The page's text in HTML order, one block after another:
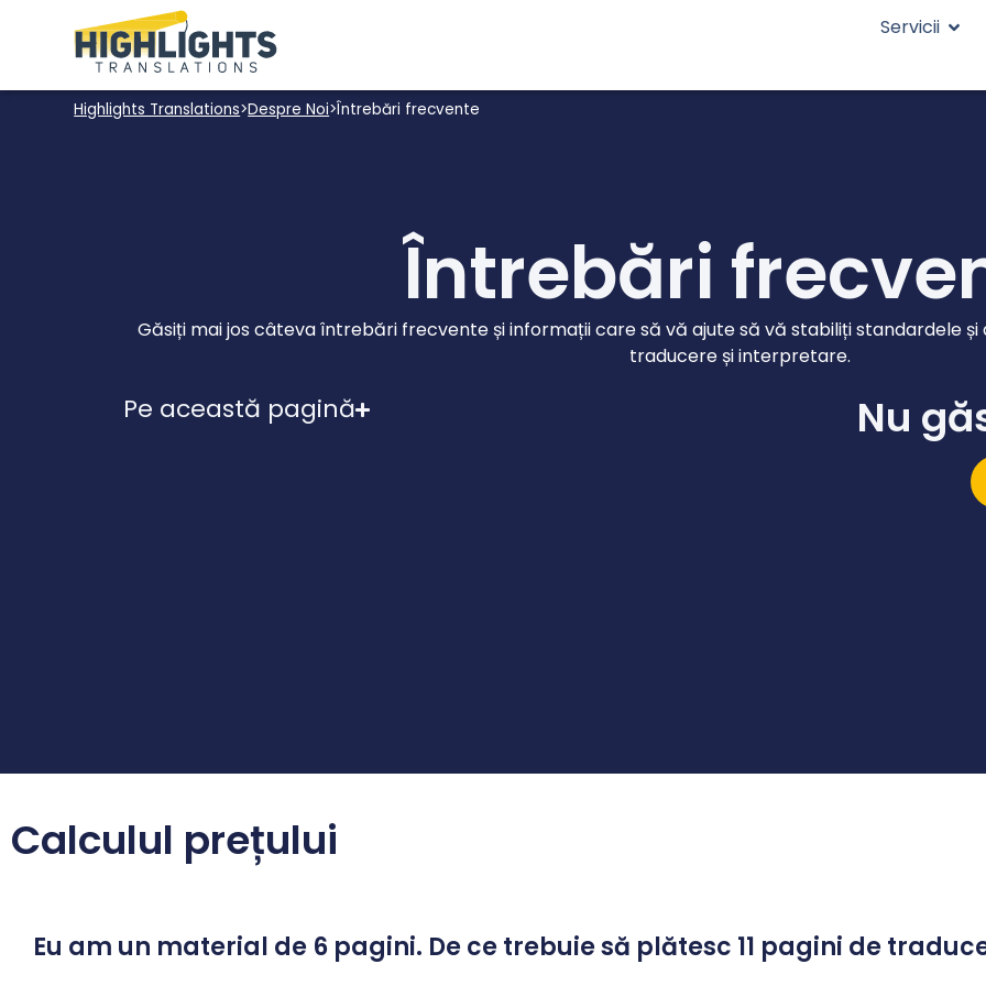
Servicii
Highlights Translations>Despre Noi>Întrebări frecvente
Întrebări
Găsiți mai jos câteva întrebări frecvente și informații care să vă ajute să vă stabiliți standardele
traducere și interpretare.
Pe această pagină Nu
Calculul prețului
Eu am un material de 6 pagini. De ce trebuie să plătesc 11 pagini de